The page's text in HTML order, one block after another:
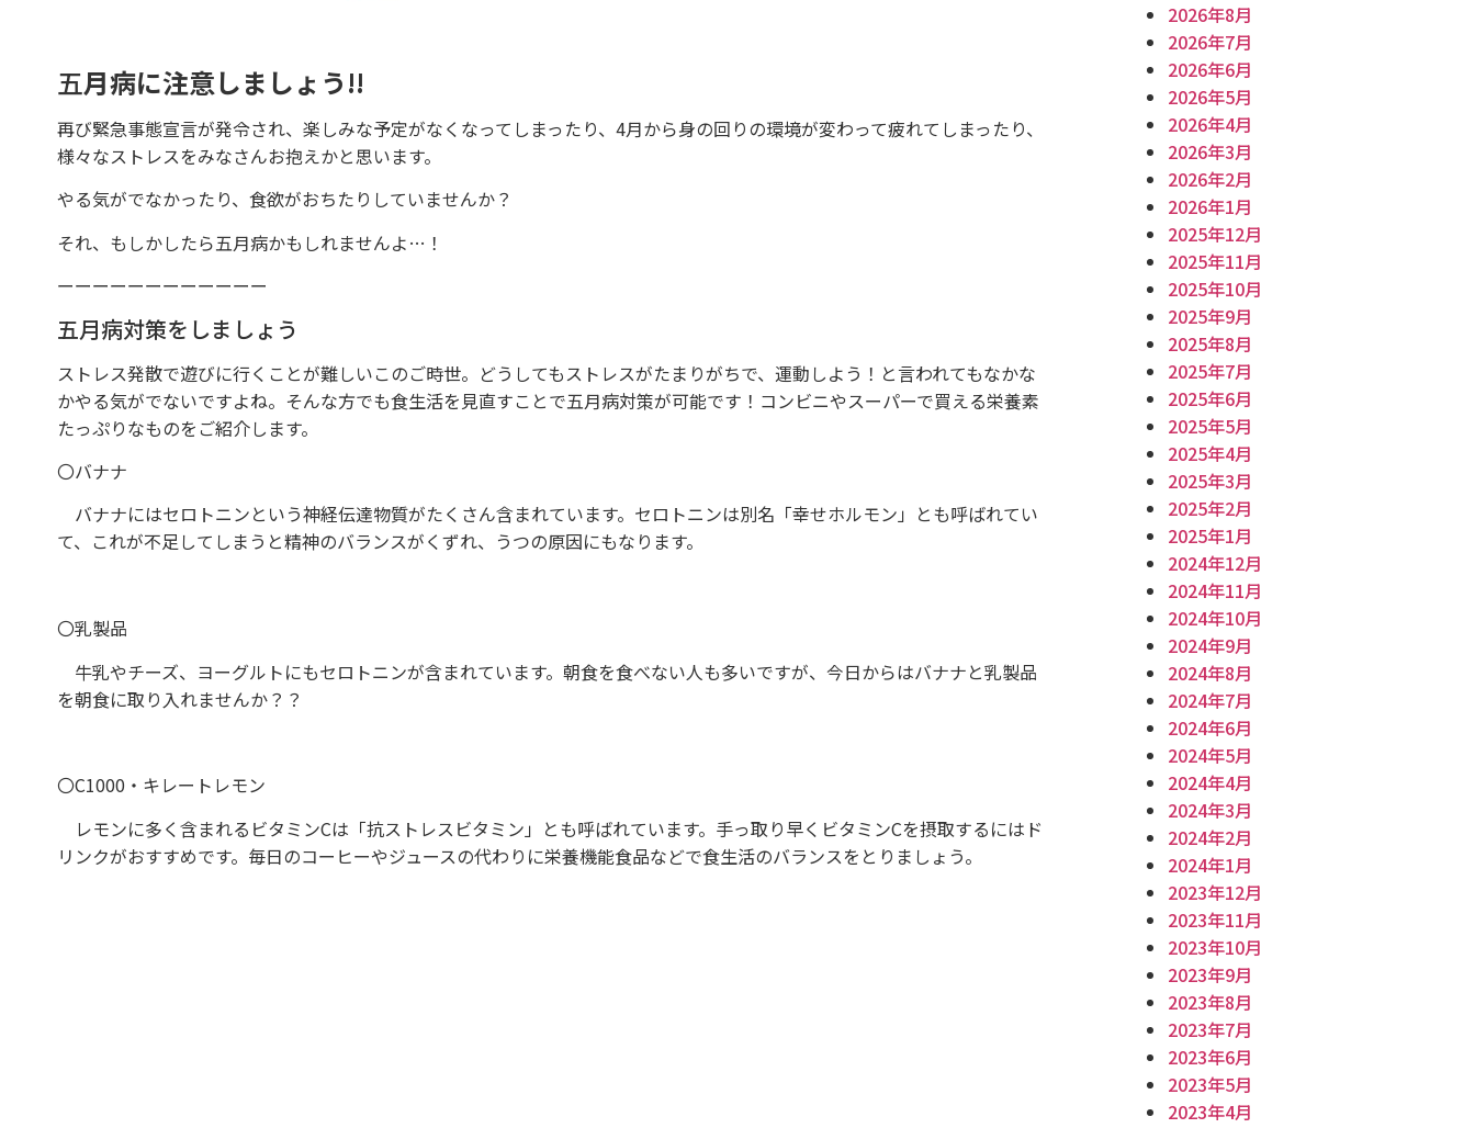
五月病に注意しましょう!!
再び緊急事態宣言が発令され、楽しみな予定がなくなってしまったり、4月から身の回りの環境が変わって疲れてしまったり、
様々なストレスをみなさんお抱えかと思います。
やる気がでなかったり、食欲がおちたりしていませんか？
それ、もしかしたら五月病かもしれませんよ…！
ーーーーーーーーーーーー
五月病対策をしましょう
ストレス発散で遊びに行くことが難しいこのご時世。どうしてもストレスがたまりがちで、運動しよう！と言われてもなかな
かやる気がでないですよね。そんな方でも食生活を見直すことで五月病対策が可能です！コンビニやスーパーで買える栄養素
たっぷりなものをご紹介します。
〇バナナ
バナナにはセロトニンという神経伝達物質がたくさん含まれています。セロトニンは別名「幸せホルモン」とも呼ばれてい
て、これが不足してしまうと精神のバランスがくずれ、うつの原因にもなります。
〇乳製品
牛乳やチーズ、ヨーグルトにもセロトニンが含まれています。朝食を食べない人も多いですが、今日からはバナナと乳製品
を朝食に取り入れませんか？？
〇C1000・キレートレモン
レモンに多く含まれるビタミンCは「抗ストレスビタミン」とも呼ばれています。手っ取り早くビタミンCを摂取するにはド
リンクがおすすめです。毎日のコーヒーやジュースの代わりに栄養機能食品などで食生活のバランスをとりましょう。
2026年8月
2026年7月
2026年6月
2026年5月
2026年4月
2026年3月
2026年2月
2026年1月
2025年12月
2025年11月
2025年10月
2025年9月
2025年8月
2025年7月
2025年6月
2025年5月
2025年4月
2025年3月
2025年2月
2025年1月
2024年12月
2024年11月
2024年10月
2024年9月
2024年8月
2024年7月
2024年6月
2024年5月
2024年4月
2024年3月
2024年2月
2024年1月
2023年12月
2023年11月
2023年10月
2023年9月
2023年8月
2023年7月
2023年6月
2023年5月
2023年4月